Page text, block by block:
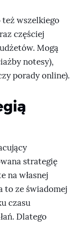
wszelkiego
częściej
Mogą
notesy),
porady online).
strategię
na własnej
to ze świadomej
czasu
Dlatego